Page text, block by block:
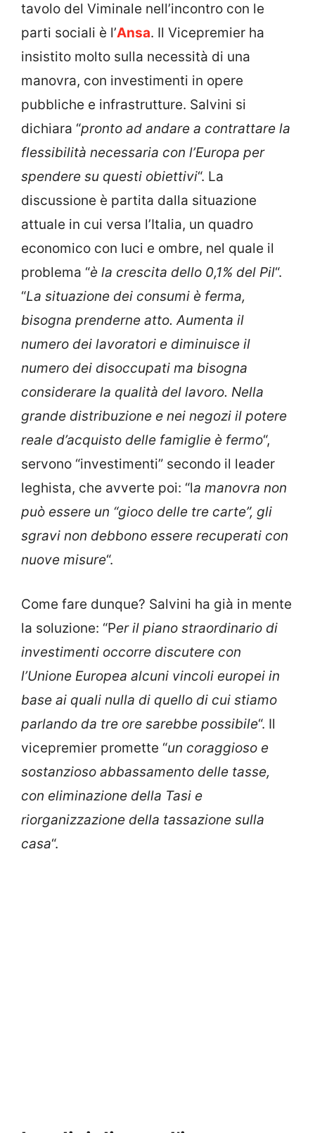
tavolo del Viminale nell’incontro con le
parti sociali è l’Ansa. Il Vicepremier ha
insistito molto sulla necessità di una
manovra, con investimenti in opere
pubbliche e infrastrutture. Salvini si
dichiara “pronto ad andare a contrattare la
flessibilità necessaria con l’Europa per
spendere su questi obiettivi“. La
discussione è partita dalla situazione
attuale in cui versa l’Italia, un quadro
economico con luci e ombre, nel quale il
problema “è la crescita dello 0,1% del Pil“.
“La situazione dei consumi è ferma,
bisogna prenderne atto. Aumenta il
numero dei lavoratori e diminuisce il
numero dei disoccupati ma bisogna
considerare la qualità del lavoro. Nella
grande distribuzione e nei negozi il potere
reale d’acquisto delle famiglie è fermo“,
servono “investimenti” secondo il leader
leghista, che avverte poi: “la manovra non
può essere un “gioco delle tre carte”, gli
sgravi non debbono essere recuperati con
nuove misure“.
Come fare dunque? Salvini ha già in mente
la soluzione: “Per il piano straordinario di
investimenti occorre discutere con
l’Unione Europea alcuni vincoli europei in
base ai quali nulla di quello di cui stiamo
parlando da tre ore sarebbe possibile“. Il
vicepremier promette “un coraggioso e
sostanzioso abbassamento delle tasse,
con eliminazione della Tasi e
riorganizzazione della tassazione sulla
casa“.